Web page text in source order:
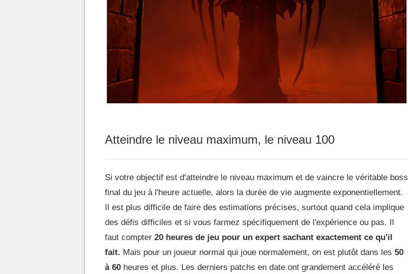
Atteindre le niveau maximum, le niveau 100
Si votre objectif est d'atteindre le niveau maximum et de vaincre le véritable boss
final du jeu à l'heure actuelle, alors la durée de vie augmente exponentiellement.
Il est plus difficile de faire des estimations précises, surtout quand cela implique
des défis difficiles et si vous farmez spécifiquement de l'expérience ou pas. Il
faut compter 20 heures de jeu pour un expert sachant exactement ce qu'il
fait. Mais pour un joueur normal qui joue normalement, on est plutôt dans les 50
à 60 heures et plus. Les derniers patchs en date ont grandement accéléré les